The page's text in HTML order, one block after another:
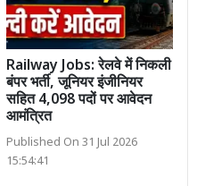
Railway Jobs: रेलवे में निकली
बंपर भर्ती, जूनियर इंजीनियर
सहित 4,098 पदों पर आवेदन
आमंत्रित
Published On 31 Jul 2026
15:54:41